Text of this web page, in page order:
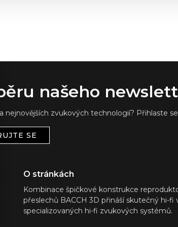
našeho
zvukových technologií? Přihlaste
SE
O stránkách
Kombinace špičkové konstrukce
přeslechů BACCH 3D přináší skutečný hi-
specializovaných hi-fi zvukových systémů.